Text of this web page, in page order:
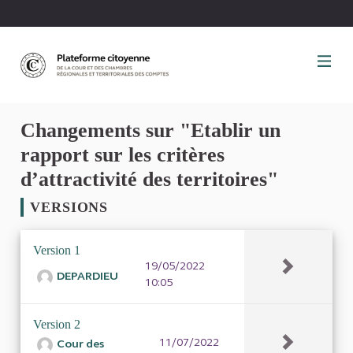
Changements sur "Etablir un
rapport sur les critères
d’attractivité des territoires"
VERSIONS
Version 1
DEPARDIEU
19/05/2022
10:05
Version 2
Cour des
11/07/2022